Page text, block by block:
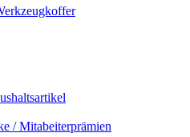
/ Mitabeiterprämien